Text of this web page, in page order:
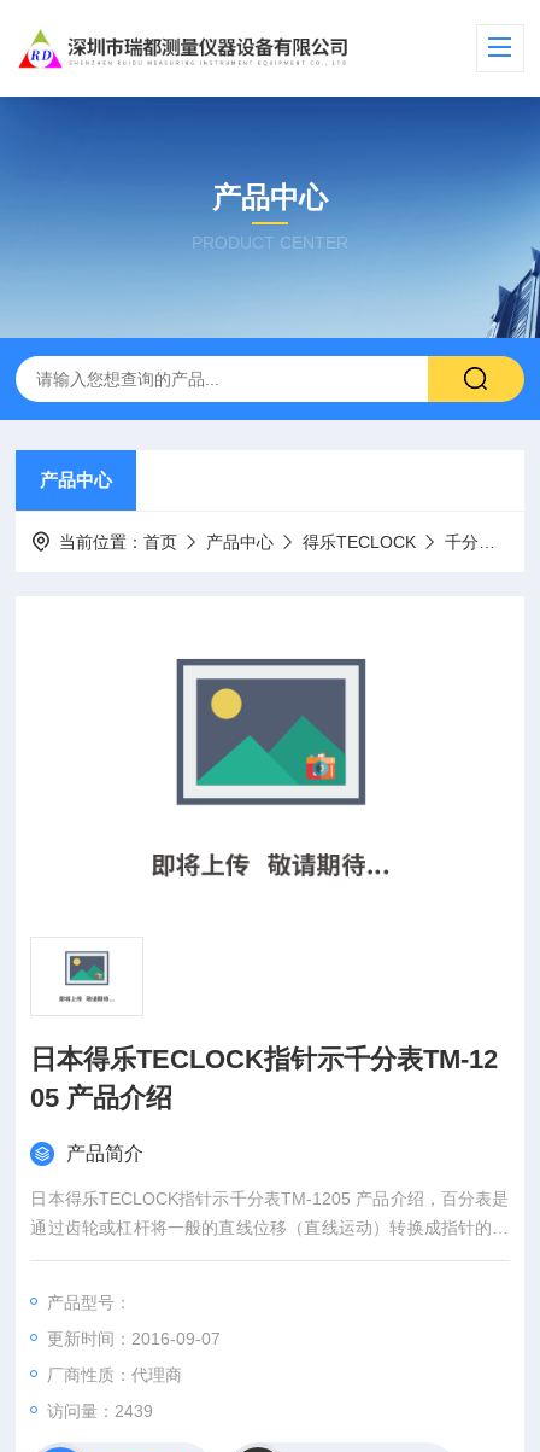
产品中心
PRODUCT CENTER
产品中心
当前位置：首页 产品中心 得乐TECLOCK 千分表百分表
日本得乐TECLOCK指针示千分表TM-12
05 产品介绍
产品简介
日本得乐TECLOCK指针示千分表TM-1205 产品介绍，百分表是
通过齿轮或杠杆将一般的直线位移（直线运动）转换成指针的旋
转运动，然后在显示屏上进行读数的长度测量仪器。数显百分表
产品型号：
更新时间：2016-09-07
厂商性质：代理商
访问量：2439